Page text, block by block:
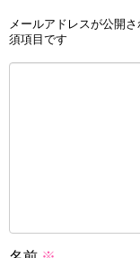
メールアドレスが公開
須項目です